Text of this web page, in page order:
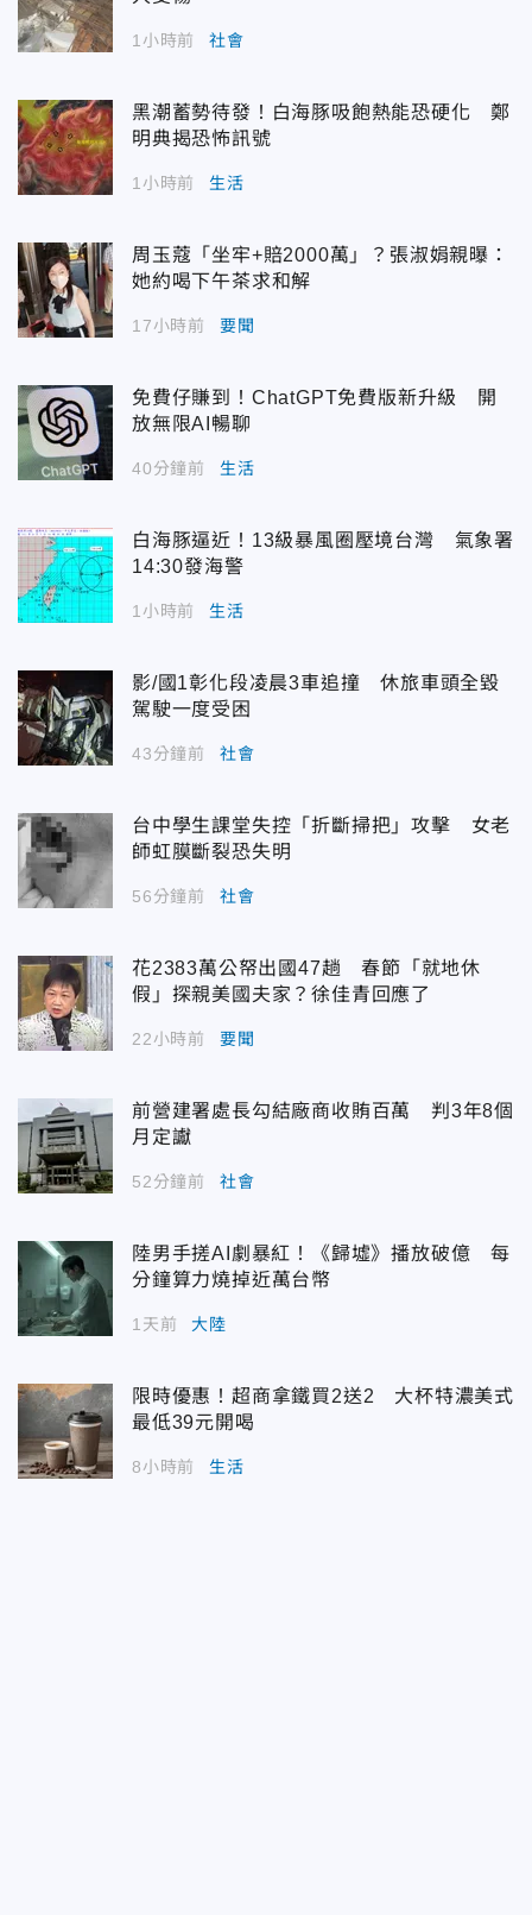
1小時前 社會
黑潮蓄勢待發！白海豚吸飽熱能恐硬化 鄭
明典揭恐怖訊號
1小時前 生活
周玉蔻「坐牢+賠2000萬」？張淑娟親曝：
她約喝下午茶求和解
17小時前 要聞
免費仔賺到！ChatGPT免費版新升級 開
放無限AI暢聊
40分鐘前 生活
白海豚逼近！13級暴風圈壓境台灣 氣象署
14:30發海警
1小時前 生活
影/國1彰化段凌晨3車追撞 休旅車頭全毀
駕駛一度受困
43分鐘前 社會
台中學生課堂失控「折斷掃把」攻擊 女老
師虹膜斷裂恐失明
56分鐘前 社會
花2383萬公帑出國47趟 春節「就地休
假」探親美國夫家？徐佳青回應了
22小時前 要聞
前營建署處長勾結廠商收賄百萬 判3年8個
月定讞
52分鐘前 社會
陸男手搓AI劇暴紅！《歸墟》播放破億 每
分鐘算力燒掉近萬台幣
1天前 大陸
限時優惠！超商拿鐵買2送2 大杯特濃美式
最低39元開喝
8小時前 生活